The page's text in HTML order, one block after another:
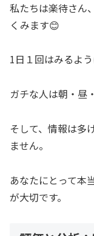
私たちは楽待さん
くみます😊
1日１回はみるよ
ガチな人は朝・昼
そして、情報は多
ません。
あなたにとって本
が大切です。